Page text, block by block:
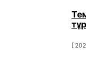
тұр
[